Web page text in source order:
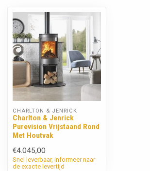
CHARLTON & JENRICK
Charlton & Jenrick
Purevision Vrijstaand Rond
Met Houtvak
€4.045,00
Snel leverbaar, informeer naar
de exacte levertijd